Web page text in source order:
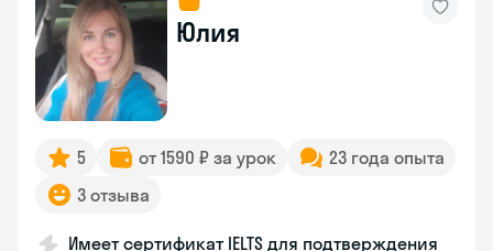
Юлия
5 от 1590 ₽ за урок
23 года опыта
3 отзыва
Имеет сертификат IELTS для подтверждения